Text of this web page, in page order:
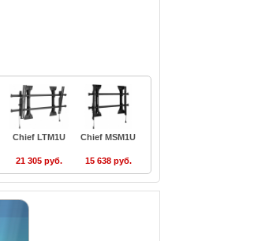
Chief LTM1U
21 305 руб.
Chief MSM1U
15 638 руб.